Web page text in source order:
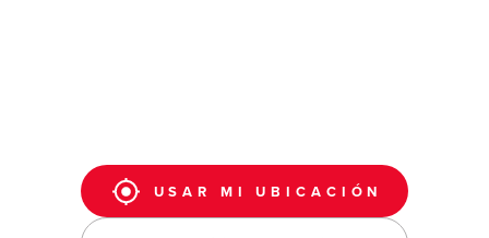
USAR MI UBICACIÓN